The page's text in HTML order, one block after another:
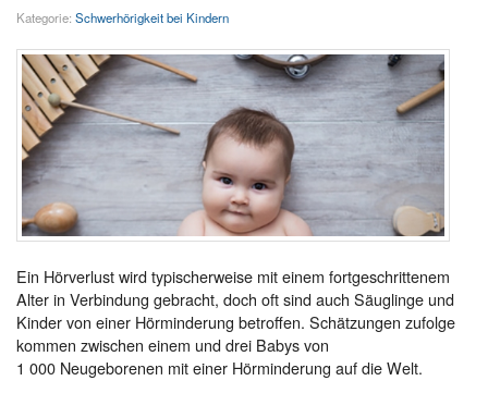
Kategorie: Schwerhörigkeit bei Kindern
Ein Hörverlust wird typischerweise mit einem fortgeschrittenem
Alter in Verbindung gebracht, doch oft sind auch Säuglinge und
Kinder von einer Hörminderung betroffen. Schätzungen zufolge
kommen zwischen einem und drei Babys von
1 000 Neugeborenen mit einer Hörminderung auf die Welt.